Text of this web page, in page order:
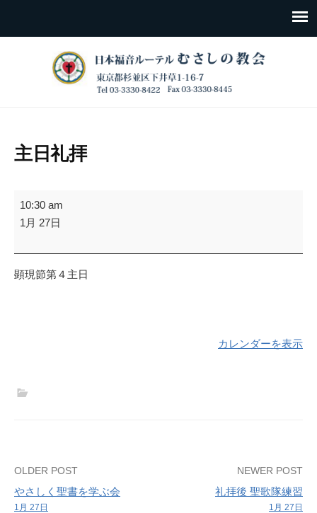
主日礼拝
主
日
拝
10:30 am
1月 27日
顕現節第４主日
カレンダーを表示
Post
navigation
OLDER POST
やさしく聖書を学ぶ会
1月 27日
NEWER POST
礼拝後 聖歌隊練習
1月 27日